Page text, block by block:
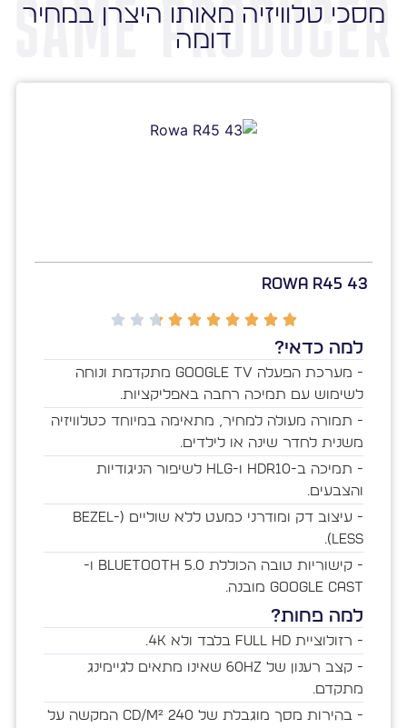
מסכי טלוויזיה מאותו היצרן במחיר
דומה
Rowa R45 43
למה כדאי?
- מערכת הפעלה Google TV מתקדמת ונוחה
לשימוש עם תמיכה רחבה באפליקציות.
- תמורה מעולה למחיר, מתאימה במיוחד כטלוויזיה
משנית לחדר שינה או לילדים.
- תמיכה ב-HDR10 ו-HLG לשיפור הניגודיות
והצבעים.
- עיצוב דק ומודרני כמעט ללא שוליים (Bezel-
less).
- קישוריות טובה הכוללת Bluetooth 5.0 ו-
Google Cast מובנה.
למה פחות?
- רזולוציית Full HD בלבד ולא 4K.
- קצב רענון של 60Hz שאינו מתאים לגיימינג
מתקדם.
- בהירות מסך מוגבלת של 240 cd/m² המקשה על